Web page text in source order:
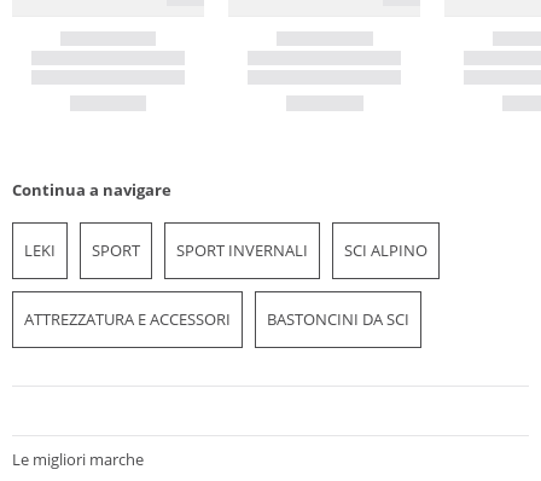
Continua a navigare
LEKI SPORT SPORT INVERNALI SCI ALPINO
ATTREZZATURA E ACCESSORI BASTONCINI DA SCI
Le migliori marche